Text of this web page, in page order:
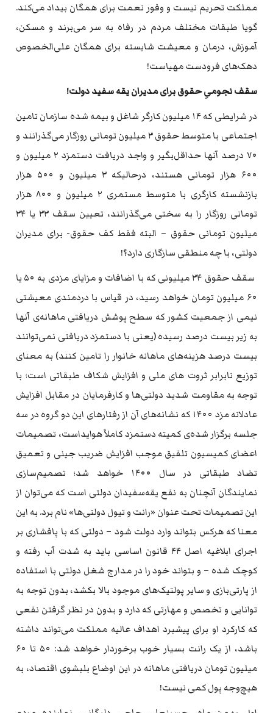
مملکت تحریم نیست و وفور نعمت برای همگان بیداد می‌کند.
گویا طبقات مختلف مردم در رفاه به سر می‌برند و مسکن،
آموزش، درمان و معیشت شایسته برای همگان علی‌الخصوص
دهک‌های فرودست مهیاست!
سقف نجومیِ حقوق برای مدیران یقه سفید دولت!
در شرایطی که ۱۴ میلیون کارگر شاغل و بیمه شده سازمان تامین
اجتماعی با متوسط حقوق ۳ میلیون تومانی روزگار می‌گذرانند و
۷۰ درصد آنها حداقل‌بگیر و واجد دریافت دستمزد ۲ میلیون و
۶۰۰ هزار تومانی هستند، درحالیکه ۳ میلیون و ۵۰۰ هزار
بازنشسته کارگری با متوسط مستمری ۲ میلیون و ۸۰۰ هزار
تومانی روزگار را به سختی می‌گذرانند، تعیین سقف ۳۳ یا ۳۴
میلیون تومانی حقوق – البته فقط کف حقوق- برای مدیران
دولتی، با چه منطقی سازگاری دارد؟!
سقف حقوق ۳۴ میلیونی که با اضافات و مزایای مزدی به ۵۰ یا
۶۰ میلیون تومان خواهد رسید، در قیاس با دردمندی معیشتی
نیمی از جمعیت کشور که سطح پوشش دریافتی ماهانه‌ی آنها
به زیر بیست درصد رسیده (یعنی با دستمزد دریافتی نمی‌توانند
بیست درصد هزینه‌های ماهانه خانوار را تامین کنند) به معنای
توزیع نابرابر ثروت های ملی و افزایش شکاف طبقاتی است؛ با
توجه به مقاومت شدید دولتی‌ها و کارفرمایان در مقابل افزایش
عادلانه مزد ۱۴۰۰ که نشانه‌های آن از رفتارهای این دو گروه در سه
جلسه برگزار شده‌ی کمیته دستمزد کاملاً هوایداست، تصمیمات
اعضای کمیسیون تلفیق موجب افزایش ضریب جینی و تعمیق
تضاد طبقاتی در سال ۱۴۰۰ خواهد شد؛ تصمیم‌سازی
نمایندگان آنچنان به نفع یقه‌سفیدان دولتی است که می‌توان از
این تصمیمات تحت عنوان «رانت و تیول دولتی‌ها» نام برد. به این
معنا که هرکس بتواند وارد دولت شود – دولتی که با پافشاری بر
اجرای ابلاغیه اصل ۴۴ قانون اساسی باید به شدت آب رفته و
کوچک شده – و بتواند خود را در مدارج شغل دولتی با استفاده
از پارتی‌بازی و سایر پولتیک‌های موجود بالا بکشد، بدون توجه به
توانایی و تخصص و مهارتی که دارد و بدون در نظر گرفتن نفعی
که کارکرد او برای پیشبرد اهداف عالیه مملکت می‌تواند داشته
باشد، از یک رانت بسیار خوب برخوردار خواهد شد: ۵۰ تا ۶۰
میلیون تومان دریافتی ماهانه در این اوضاع بلبشوی اقتصاد، به
هیچ‌وجه پول کمی نیست!